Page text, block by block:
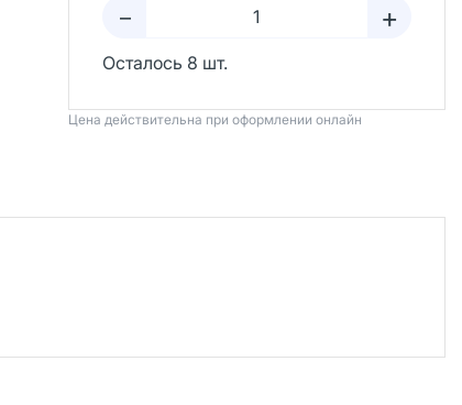
– +
Осталось 8 шт.
Цена действительна при оформлении онлайн